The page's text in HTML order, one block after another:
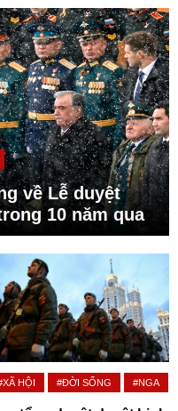
về Lễ duyệt
10 năm qua
HỘI #ĐỜI SỐNG #NGA